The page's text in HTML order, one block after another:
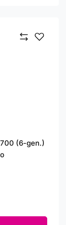
(6-gen.)